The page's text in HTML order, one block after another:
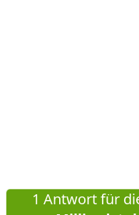
1 Antwort für